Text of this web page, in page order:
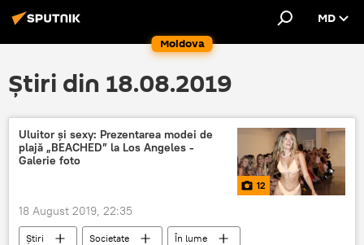
Moldova
MD
Știri din 18.08.2019
Uluitor și sexy: Prezentarea modei de
plajă „BEACHED” la Los Angeles -
Galerie foto
12
18 August 2019, 22:35
Știri Societate
În lume